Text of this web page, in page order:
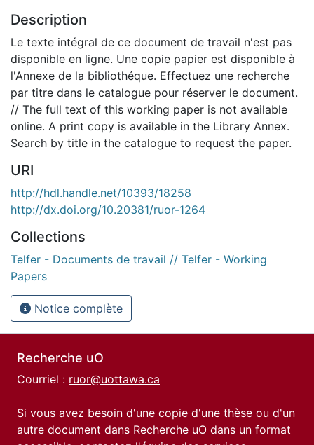
Description
Le texte intégral de ce document de travail n'est pas
disponible en ligne. Une copie papier est disponible à
l'Annexe de la bibliothéque. Effectuez une recherche
par titre dans le catalogue pour réserver le document.
// The full text of this working paper is not available
online. A print copy is available in the Library Annex.
Search by title in the catalogue to request the paper.
URI
http://hdl.handle.net/10393/18258
http://dx.doi.org/10.20381/ruor-1264
Collections
Telfer - Documents de travail // Telfer - Working
Papers
Notice complète
Recherche uO
Courriel : ruor@uottawa.ca
Si vous avez besoin d'une copie d'une thèse ou d'un
autre document dans Recherche uO dans un format